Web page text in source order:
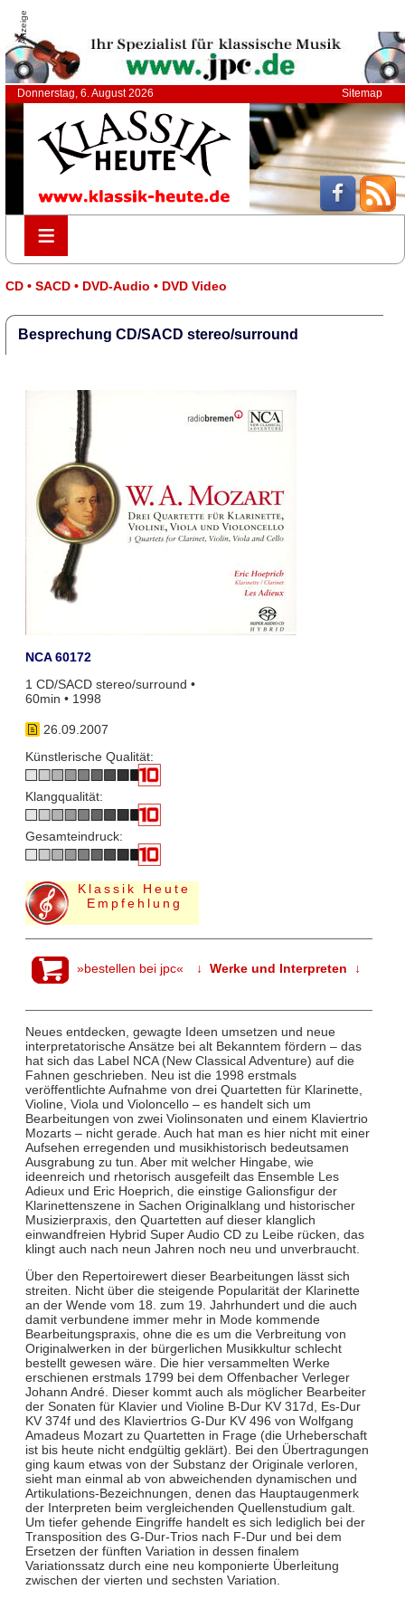
Anzeige
Donnerstag, 6. August 2026 Sitemap
≡
≡
CD • SACD • DVD-Audio • DVD Video
Besprechung CD/SACD stereo/surround
NCA 60172
1 CD/SACD stereo/surround •
60min • 1998
26.09.2007
Künstlerische Qualität:
Klangqualität:
Gesamteindruck:
Klassik Heute
Empfehlung
»bestellen bei jpc« ↓ Werke und Interpreten ↓
Neues entdecken, gewagte Ideen umsetzen und neue
interpretatorische Ansätze bei alt Bekanntem fördern – das
hat sich das Label NCA (New Classical Adventure) auf die
Fahnen geschrieben. Neu ist die 1998 erstmals
veröffentlichte Aufnahme von drei Quartetten für Klarinette,
Violine, Viola und Violoncello – es handelt sich um
Bearbeitungen von zwei Violinsonaten und einem Klaviertrio
Mozarts – nicht gerade. Auch hat man es hier nicht mit einer
Aufsehen erregenden und musikhistorisch bedeutsamen
Ausgrabung zu tun. Aber mit welcher Hingabe, wie
ideenreich und rhetorisch ausgefeilt das Ensemble Les
Adieux und Eric Hoeprich, die einstige Galionsfigur der
Klarinettenszene in Sachen Originalklang und historischer
Musizierpraxis, den Quartetten auf dieser klanglich
einwandfreien Hybrid Super Audio CD zu Leibe rücken, das
klingt auch nach neun Jahren noch neu und unverbraucht.
Über den Repertoirewert dieser Bearbeitungen lässt sich
streiten. Nicht über die steigende Popularität der Klarinette
an der Wende vom 18. zum 19. Jahrhundert und die auch
damit verbundene immer mehr in Mode kommende
Bearbeitungspraxis, ohne die es um die Verbreitung von
Originalwerken in der bürgerlichen Musikkultur schlecht
bestellt gewesen wäre. Die hier versammelten Werke
erschienen erstmals 1799 bei dem Offenbacher Verleger
Johann André. Dieser kommt auch als möglicher Bearbeiter
der Sonaten für Klavier und Violine B-Dur KV 317d, Es-Dur
KV 374f und des Klaviertrios G-Dur KV 496 von Wolfgang
Amadeus Mozart zu Quartetten in Frage (die Urheberschaft
ist bis heute nicht endgültig geklärt). Bei den Übertragungen
ging kaum etwas von der Substanz der Originale verloren,
sieht man einmal ab von abweichenden dynamischen und
Artikulations-Bezeichnungen, denen das Hauptaugenmerk
der Interpreten beim vergleichenden Quellenstudium galt.
Um tiefer gehende Eingriffe handelt es sich lediglich bei der
Transposition des G-Dur-Trios nach F-Dur und bei dem
Ersetzen der fünften Variation in dessen finalem
Variationssatz durch eine neu komponierte Überleitung
zwischen der vierten und sechsten Variation.